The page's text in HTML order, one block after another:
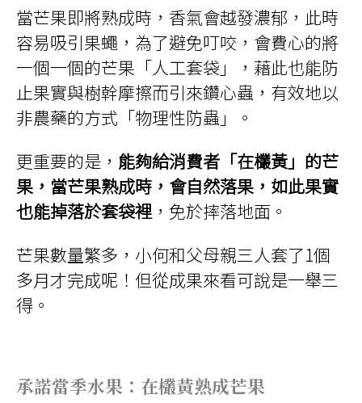
當芒果即將熟成時，香氣會越發濃郁，此時
容易吸引果蠅，為了避免叮咬，會費心的將
一個一個的芒果「人工套袋」，藉此也能防
止果實與樹幹摩擦而引來鑽心蟲，有效地以
非農藥的方式「物理性防蟲」。
更重要的是， 能夠給消費者「在欉黃」的芒
果，當芒果熟成時，會自然落果，如此果實
也能掉落於套袋裡 ，免於摔落地面。
芒果數量繁多，小何和父母親三人套了1個
多月才完成呢！但從成果來看可說是一舉三
得。
承諾當季水果：在欉黃熟成芒果